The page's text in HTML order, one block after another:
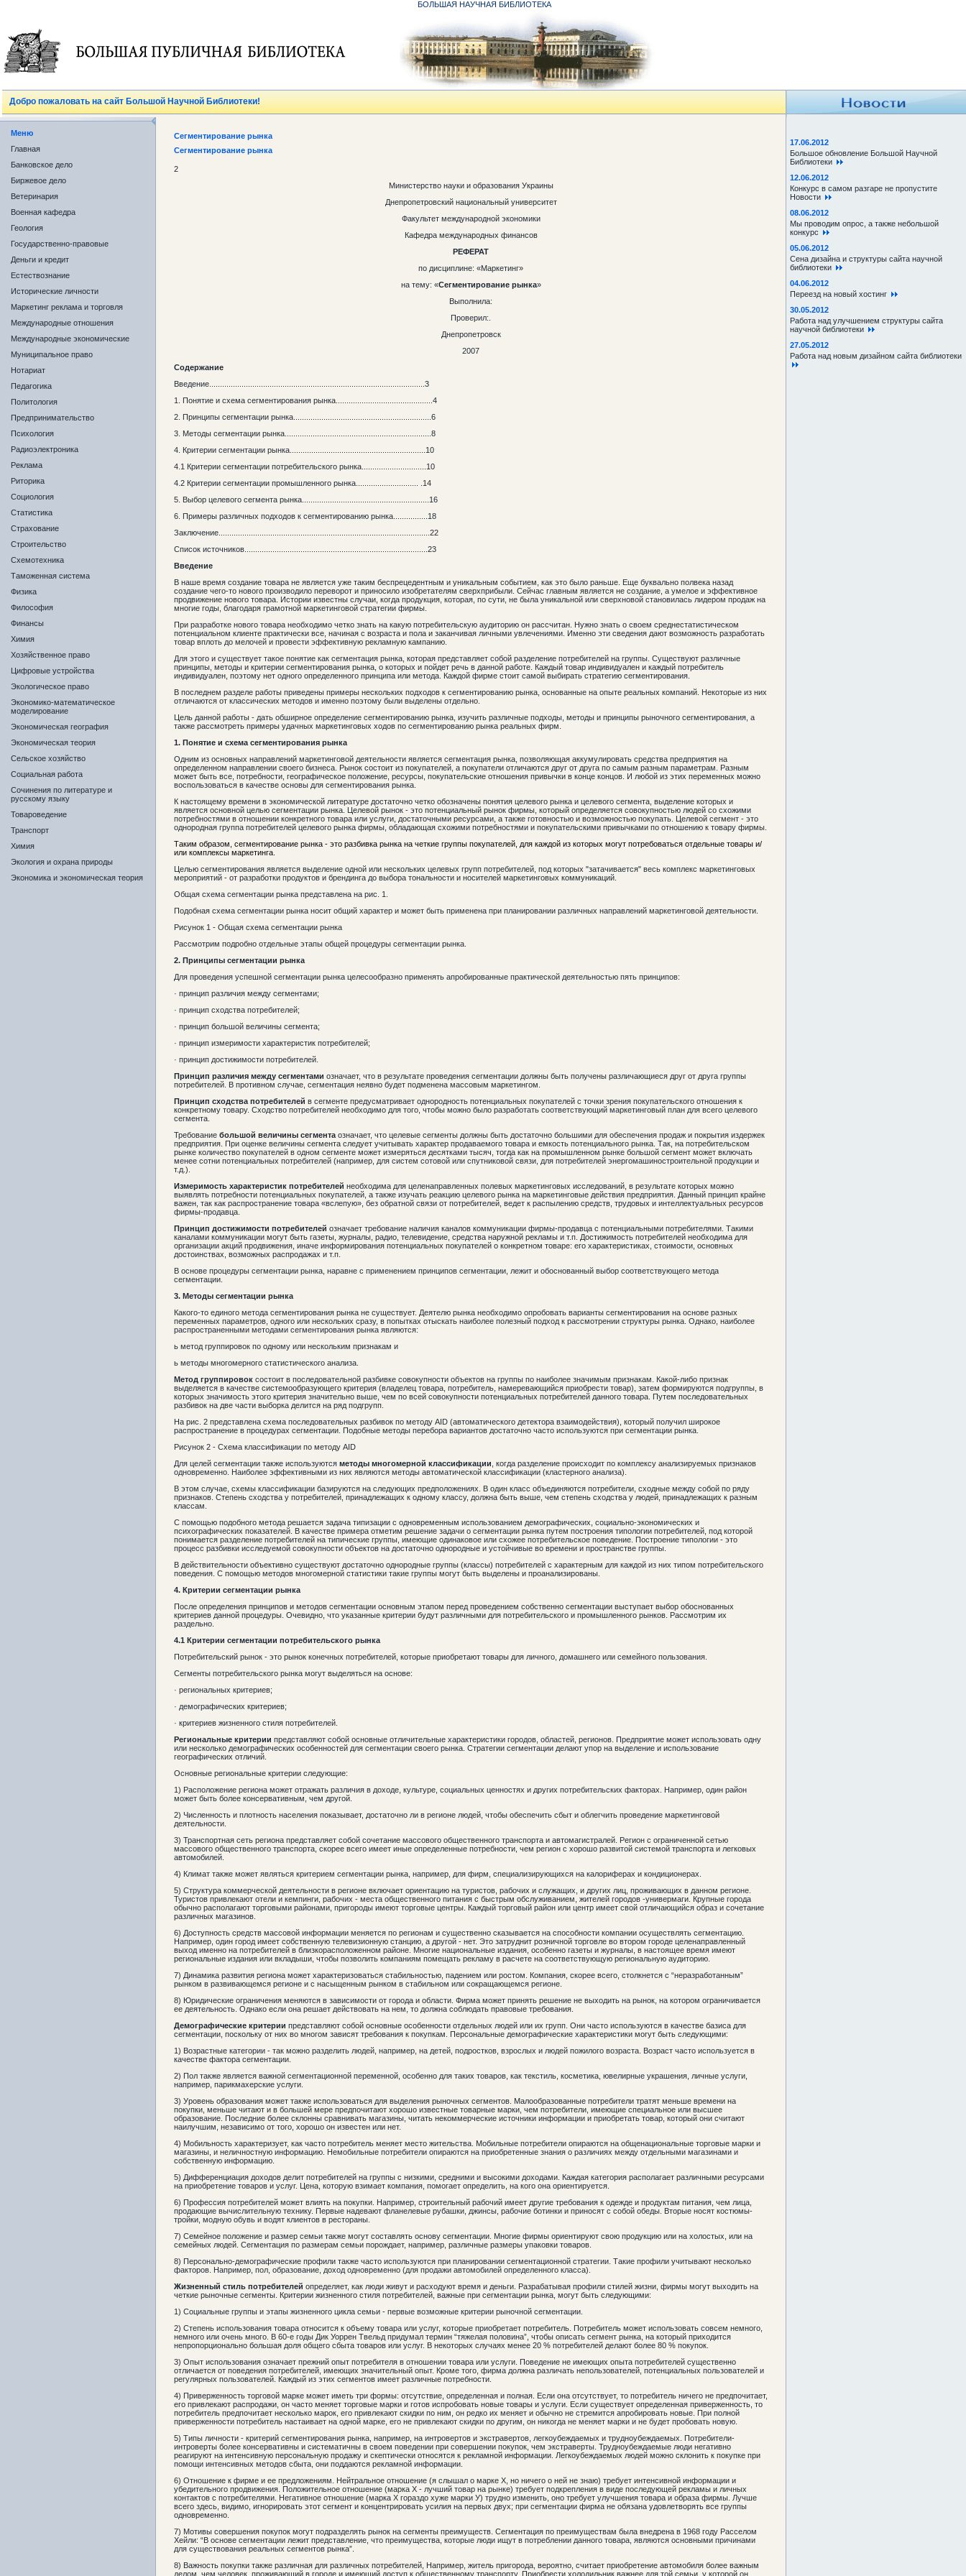
БОЛЬШАЯ НАУЧНАЯ БИБЛИОТЕКА
Добро пожаловать на сайт Большой Научной Библиотеки!
Меню
Главная
Банковское дело
Биржевое дело
Ветеринария
Военная кафедра
Геология
Государственно-правовые
Деньги и кредит
Естествознание
Исторические личности
Маркетинг реклама и торговля
Международные отношения
Международные экономические
Муниципальное право
Нотариат
Педагогика
Политология
Предпринимательство
Психология
Радиоэлектроника
Реклама
Риторика
Социология
Статистика
Страхование
Строительство
Схемотехника
Таможенная система
Физика
Философия
Финансы
Химия
Хозяйственное право
Цифровые устройства
Экологическое право
Экономико-математическое
моделирование
Экономическая география
Экономическая теория
Сельское хозяйство
Социальная работа
Сочинения по литературе и
русскому языку
Товароведение
Транспорт
Химия
Экология и охрана природы
Экономика и экономическая теория
Сегментирование рынка
Сегментирование рынка
2
Министерство науки и образования Украины
Днепропетровский национальный университет
Факультет международной экономики
Кафедра международных финансов
РЕФЕРАТ
по дисциплине: «Маркетинг»
на тему: «Сегментирование рынка»
Выполнила:
Проверил:.
Днепропетровск
2007
Содержание
Введение....................................................................................................3
1. Понятие и схема сегментирования рынка.............................................4
2. Принципы сегментации рынка................................................................6
3. Методы сегментации рынка....................................................................8
4. Критерии сегментации рынка...............................................................10
4.1 Критерии сегментации потребительского рынка..............................10
4.2 Критерии сегментации промышленного рынка............................. .14
5. Выбор целевого сегмента рынка...........................................................16
6. Примеры различных подходов к сегментированию рынка................18
Заключение..................................................................................................22
Список источников.....................................................................................23
Введение
В наше время создание товара не является уже таким беспрецедентным и уникальным событием, как это было раньше. Еще буквально полвека назад
создание чего-то нового производило переворот и приносило изобретателям сверхприбыли. Сейчас главным является не создание, а умелое и эффективное
продвижение нового товара. Истории известны случаи, когда продукция, которая, по сути, не была уникальной или сверхновой становилась лидером продаж на
многие годы, благодаря грамотной маркетинговой стратегии фирмы.
При разработке нового товара необходимо четко знать на какую потребительскую аудиторию он рассчитан. Нужно знать о своем среднестатистическом
потенциальном клиенте практически все, начиная с возраста и пола и заканчивая личными увлечениями. Именно эти сведения дают возможность разработать
товар вплоть до мелочей и провести эффективную рекламную кампанию.
Для этого и существует такое понятие как сегментация рынка, которая представляет собой разделение потребителей на группы. Существуют различные
принципы, методы и критерии сегментирования рынка, о которых и пойдет речь в данной работе. Каждый товар индивидуален и каждый потребитель
индивидуален, поэтому нет одного определенного принципа или метода. Каждой фирме стоит самой выбирать стратегию сегментирования.
В последнем разделе работы приведены примеры нескольких подходов к сегментированию рынка, основанные на опыте реальных компаний. Некоторые из них
отличаются от классических методов и именно поэтому были выделены отдельно.
Цель данной работы - дать обширное определение сегментированию рынка, изучить различные подходы, методы и принципы рыночного сегментирования, а
также рассмотреть примеры удачных маркетинговых ходов по сегментированию рынка реальных фирм.
1. Понятие и схема сегментирования рынка
Одним из основных направлений маркетинговой деятельности является сегментация рынка, позволяющая аккумулировать средства предприятия на
определенном направлении своего бизнеса. Рынок состоит из покупателей, а покупатели отличаются друг от друга по самым разным параметрам. Разным
может быть все, потребности, географическое положение, ресурсы, покупательские отношения привычки в конце концов. И любой из этих переменных можно
воспользоваться в качестве основы для сегментирования рынка.
К настоящему времени в экономической литературе достаточно четко обозначены понятия целевого рынка и целевого сегмента, выделение которых и
является основной целью сегментации рынка. Целевой рынок - это потенциальный рынок фирмы, который определяется совокупностью людей со схожими
потребностями в отношении конкретного товара или услуги, достаточными ресурсами, а также готовностью и возможностью покупать. Целевой сегмент - это
однородная группа потребителей целевого рынка фирмы, обладающая схожими потребностями и покупательскими привычками по отношению к товару фирмы.
Таким образом, сегментирование рынка - это разбивка рынка на четкие группы покупателей, для каждой из которых могут потребоваться отдельные товары и/
или комплексы маркетинга.
Целью сегментирования является выделение одной или нескольких целевых групп потребителей, под которых "затачивается" весь комплекс маркетинговых
мероприятий - от разработки продуктов и брендинга до выбора тональности и носителей маркетинговых коммуникаций.
Общая схема сегментации рынка представлена на рис. 1.
Подобная схема сегментации рынка носит общий характер и может быть применена при планировании различных направлений маркетинговой деятельности.
Рисунок 1 - Общая схема сегментации рынка
Рассмотрим подробно отдельные этапы общей процедуры сегментации рынка.
2. Принципы сегментации рынка
Для проведения успешной сегментации рынка целесообразно применять апробированные практической деятельностью пять принципов:
· принцип различия между сегментами;
· принцип сходства потребителей;
· принцип большой величины сегмента;
· принцип измеримости характеристик потребителей;
· принцип достижимости потребителей.
Принцип различия между сегментами означает, что в результате проведения сегментации должны быть получены различающиеся друг от друга группы
потребителей. В противном случае, сегментация неявно будет подменена массовым маркетингом.
Принцип сходства потребителей в сегменте предусматривает однородность потенциальных покупателей с точки зрения покупательского отношения к
конкретному товару. Сходство потребителей необходимо для того, чтобы можно было разработать соответствующий маркетинговый план для всего целевого
сегмента.
Требование большой величины сегмента означает, что целевые сегменты должны быть достаточно большими для обеспечения продаж и покрытия издержек
предприятия. При оценке величины сегмента следует учитывать характер продаваемого товара и емкость потенциального рынка. Так, на потребительском
рынке количество покупателей в одном сегменте может измеряться десятками тысяч, тогда как на промышленном рынке большой сегмент может включать
менее сотни потенциальных потребителей (например, для систем сотовой или спутниковой связи, для потребителей энергомашиностроительной продукции и
т.д.).
Измеримость характеристик потребителей необходима для целенаправленных полевых маркетинговых исследований, в результате которых можно
выявлять потребности потенциальных покупателей, а также изучать реакцию целевого рынка на маркетинговые действия предприятия. Данный принцип крайне
важен, так как распространение товара «вслепую», без обратной связи от потребителей, ведет к распылению средств, трудовых и интеллектуальных ресурсов
фирмы-продавца.
Принцип достижимости потребителей означает требование наличия каналов коммуникации фирмы-продавца с потенциальными потребителями. Такими
каналами коммуникации могут быть газеты, журналы, радио, телевидение, средства наружной рекламы и т.п. Достижимость потребителей необходима для
организации акций продвижения, иначе информирования потенциальных покупателей о конкретном товаре: его характеристиках, стоимости, основных
достоинствах, возможных распродажах и т.п.
В основе процедуры сегментации рынка, наравне с применением принципов сегментации, лежит и обоснованный выбор соответствующего метода
сегментации.
3. Методы сегментации рынка
Какого-то единого метода сегментирования рынка не существует. Деятелю рынка необходимо опробовать варианты сегментирования на основе разных
переменных параметров, одного или нескольких сразу, в попытках отыскать наиболее полезный подход к рассмотрении структуры рынка. Однако, наиболее
распространенными методами сегментирования рынка являются:
ь метод группировок по одному или нескольким признакам и
ь методы многомерного статистического анализа.
Метод группировок состоит в последовательной разбивке совокупности объектов на группы по наиболее значимым признакам. Какой-либо признак
выделяется в качестве системообразующего критерия (владелец товара, потребитель, намеревающийся приобрести товар), затем формируются подгруппы, в
которых значимость этого критерия значительно выше, чем по всей совокупности потенциальных потребителей данного товара. Путем последовательных
разбивок на две части выборка делится на ряд подгрупп.
На рис. 2 представлена схема последовательных разбивок по методу AID (автоматического детектора взаимодействия), который получил широкое
распространение в процедурах сегментации. Подобные методы перебора вариантов достаточно часто используются при сегментации рынка.
Рисунок 2 - Схема классификации по методу АID
Для целей сегментации также используются методы многомерной классификации , когда разделение происходит по комплексу анализируемых признаков
одновременно. Наиболее эффективными из них являются методы автоматической классификации (кластерного анализа).
В этом случае, схемы классификации базируются на следующих предположениях. В один класс объединяются потребители, сходные между собой по ряду
признаков. Степень сходства у потребителей, принадлежащих к одному классу, должна быть выше, чем степень сходства у людей, принадлежащих к разным
классам.
С помощью подобного метода решается задача типизации с одновременным использованием демографических, социально-экономических и
психографических показателей. В качестве примера отметим решение задачи о сегментации рынка путем построения типологии потребителей, под которой
понимается разделение потребителей на типические группы, имеющие одинаковое или схожее потребительское поведение. Построение типологии - это
процесс разбивки исследуемой совокупности объектов на достаточно однородные и устойчивые во времени и пространстве группы.
В действительности объективно существуют достаточно однородные группы (классы) потребителей с характерным для каждой из них типом потребительского
поведения. С помощью методов многомерной статистики такие группы могут быть выделены и проанализированы.
4. Критерии сегментации рынка
После определения принципов и методов сегментации основным этапом перед проведением собственно сегментации выступает выбор обоснованных
критериев данной процедуры. Очевидно, что указанные критерии будут различными для потребительского и промышленного рынков. Рассмотрим их
раздельно.
4.1 Критерии сегментации потребительского рынка
Потребительский рынок - это рынок конечных потребителей, которые приобретают товары для личного, домашнего или семейного пользования.
Сегменты потребительского рынка могут выделяться на основе:
· региональных критериев;
· демографических критериев;
· критериев жизненного стиля потребителей.
Региональные критерии представляют собой основные отличительные характеристики городов, областей, регионов. Предприятие может использовать одну
или несколько демографических особенностей для сегментации своего рынка. Стратегии сегментации делают упор на выделение и использование
географических отличий.
Основные региональные критерии следующие:
1) Расположение региона может отражать различия в доходе, культуре, социальных ценностях и других потребительских факторах. Например, один район
может быть более консервативным, чем другой.
2) Численность и плотность населения показывает, достаточно ли в регионе людей, чтобы обеспечить сбыт и облегчить проведение маркетинговой
деятельности.
3) Транспортная сеть региона представляет собой сочетание массового общественного транспорта и автомагистралей. Регион с ограниченной сетью
массового общественного транспорта, скорее всего имеет иные определенные потребности, чем регион с хорошо развитой системой транспорта и легковых
автомобилей.
4) Климат также может являться критерием сегментации рынка, например, для фирм, специализирующихся на калориферах и кондиционерах.
5) Структура коммерческой деятельности в регионе включает ориентацию на туристов, рабочих и служащих, и других лиц, проживающих в данном регионе.
Туристов привлекают отели и кемпинги, рабочих - места общественного питания с быстрым обслуживанием, жителей городов -универмаги. Крупные города
обычно располагают торговыми районами, пригороды имеют торговые центры. Каждый торговый район или центр имеет свой отличающийся образ и сочетание
различных магазинов.
6) Доступность средств массовой информации меняется по регионам и существенно сказывается на способности компании осуществлять сегментацию.
Например, один город имеет собственную телевизионную станцию, а другой - нет. Это затруднит розничной торговле во втором городе целенаправленный
выход именно на потребителей в близкорасположенном районе. Многие национальные издания, особенно газеты и журналы, в настоящее время имеют
региональные издания или вкладыши, чтобы позволить компаниям помещать рекламу в расчете на соответствующую региональную аудиторию.
7) Динамика развития региона может характеризоваться стабильностью, падением или ростом. Компания, скорее всего, столкнется с “неразработанным”
рынком в развивающемся регионе и с насыщенным рынком в стабильном или сокращающемся регионе.
8) Юридические ограничения меняются в зависимости от города и области. Фирма может принять решение не выходить на рынок, на котором ограничивается
ее деятельность. Однако если она решает действовать на нем, то должна соблюдать правовые требования.
Демографические критерии представляют собой основные особенности отдельных людей или их групп. Они часто используются в качестве базиса для
сегментации, поскольку от них во многом зависят требования к покупкам. Персональные демографические характеристики могут быть следующими:
1) Возрастные категории - так можно разделить людей, например, на детей, подростков, взрослых и людей пожилого возраста. Возраст часто используется в
качестве фактора сегментации.
2) Пол также является важной сегментационной переменной, особенно для таких товаров, как текстиль, косметика, ювелирные украшения, личные услуги,
например, парикмахерские услуги.
3) Уровень образования может также использоваться для выделения рыночных сегментов. Малообразованные потребители тратят меньше времени на
покупки, меньше читают и в большей мере предпочитают хорошо известные товарные марки, чем потребители, имеющие специальное или высшее
образование. Последние более склонны сравнивать магазины, читать некоммерческие источники информации и приобретать товар, который они считают
наилучшим, независимо от того, хорошо он известен или нет.
4) Мобильность характеризует, как часто потребитель меняет место жительства. Мобильные потребители опираются на общенациональные торговые марки и
магазины, и неличностную информацию. Немобильные потребители опираются на приобретенные знания о различиях между отдельными магазинами и
собственную информацию.
5) Дифференциация доходов делит потребителей на группы с низкими, средними и высокими доходами. Каждая категория располагает различными ресурсами
на приобретение товаров и услуг. Цена, которую взимает компания, помогает определить, на кого она ориентируется.
6) Профессия потребителей может влиять на покупки. Например, строительный рабочий имеет другие требования к одежде и продуктам питания, чем лица,
продающие вычислительную технику. Первые надевают фланелевые рубашки, джинсы, рабочие ботинки и приносят с собой обеды. Вторые носят костюмы-
тройки, модную обувь и водят клиентов в рестораны.
7) Семейное положение и размер семьи также могут составлять основу сегментации. Многие фирмы ориентируют свою продукцию или на холостых, или на
семейных людей. Сегментация по размерам семьи порождает, например, различные размеры упаковки товаров.
8) Персонально-демографические профили также часто используются при планировании сегментационной стратегии. Такие профили учитывают несколько
факторов. Например, пол, образование, доход одновременно (для продажи автомобилей определенного класса).
Жизненный стиль потребителей определяет, как люди живут и расходуют время и деньги. Разрабатывая профили стилей жизни, фирмы могут выходить на
четкие рыночные сегменты. Критерии жизненного стиля потребителей, важные при сегментации рынка, могут быть следующими:
1) Социальные группы и этапы жизненного цикла семьи - первые возможные критерии рыночной сегментации.
2) Степень использования товара относится к объему товара или услуг, которые приобретает потребитель. Потребитель может использовать совсем немного,
немного или очень много. В 60-е годы Дик Уоррен Твельд придумал термин “тяжелая половина”, чтобы описать сегмент рынка, на который приходится
непропорционально большая доля общего сбыта товаров или услуг. В некоторых случаях менее 20 % потребителей делают более 80 % покупок.
3) Опыт использования означает прежний опыт потребителя в отношении товара или услуги. Поведение не имеющих опыта потребителей существенно
отличается от поведения потребителей, имеющих значительный опыт. Кроме того, фирма должна различать непользователей, потенциальных пользователей и
регулярных пользователей. Каждый из этих сегментов имеет различные потребности.
4) Приверженность торговой марке может иметь три формы: отсутствие, определенная и полная. Если она отсутствует, то потребитель ничего не предпочитает,
его привлекают распродажи, он часто меняет торговые марки и готов испробовать новые товары и услуги. Если существует определенная приверженность, то
потребитель предпочитает несколько марок, его привлекают скидки по ним, он редко их меняет и обычно не стремится апробировать новые. При полной
приверженности потребитель настаивает на одной марке, его не привлекают скидки по другим, он никогда не меняет марки и не будет пробовать новую.
5) Типы личности - критерий сегментирования рынка, например, на интровертов и экстравертов, легкоубеждаемых и трудноубеждаемых. Потребители-
интроверты более консервативны и систематичны в своем поведении при совершении покупок, чем экстраверты. Трудноубеждаемые люди негативно
реагируют на интенсивную персональную продажу и скептически относятся к рекламной информации. Легкоубеждаемых людей можно склонить к покупке при
помощи интенсивных методов сбыта, они поддаются рекламной информации.
6) Отношение к фирме и ее предложениям. Нейтральное отношение (я слышал о марке X, но ничего о ней не знаю) требует интенсивной информации и
убедительного продвижения. Положительное отношение (марка Х - лучший товар на рынке) требует подкрепления в виде последующей рекламы и личных
контактов с потребителями. Негативное отношение (марка Х гораздо хуже марки У) трудно изменить, оно требует улучшения товара и образа фирмы. Лучше
всего здесь, видимо, игнорировать этот сегмент и концентрировать усилия на первых двух; при сегментации фирма не обязана удовлетворять все группы
одновременно.
7) Мотивы совершения покупок могут подразделять рынок на сегменты преимуществ. Сегментация по преимуществам была внедрена в 1968 году Расселом
Хейли: “В основе сегментации лежит представление, что преимущества, которые люди ищут в потреблении данного товара, являются основными причинами
для существования реальных сегментов рынка”.
8) Важность покупки также различная для различных потребителей, Например, житель пригорода, вероятно, считает приобретение автомобиля более важным
делом, чем человек, проживающий в городе и имеющий доступ к общественному транспорту. Приобрести холодильник важнее для той семьи, у которой он
17.06.2012
Большое обновление Большой Научной
Библиотеки
12.06.2012
Конкурс в самом разгаре не пропустите
Новости
08.06.2012
Мы проводим опрос, а также небольшой
конкурс
05.06.2012
Сена дизайна и структуры сайта научной
библиотеки
04.06.2012
Переезд на новый хостинг
30.05.2012
Работа над улучшением структуры сайта
научной библиотеки
27.05.2012
Работа над новым дизайном сайта библиотеки